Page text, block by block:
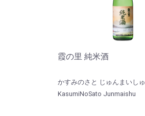
霞の里 純米酒
かすみのさと じゅんまいしゅ
KasumiNoSato Junmaishu